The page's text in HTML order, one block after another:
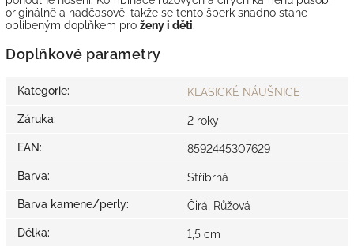
originálně a nadčasově, takže se tento šperk snadno stane
oblíbeným doplňkem pro ženy i děti.
Doplňkové parametry
Kategorie: KLASICKÉ NÁUŠNICE
Záruka: 2 roky
EAN: 8592445307629
Barva: Stříbrná
Barva kamene/perly: Čirá, Růžová
Délka: 1,5 cm